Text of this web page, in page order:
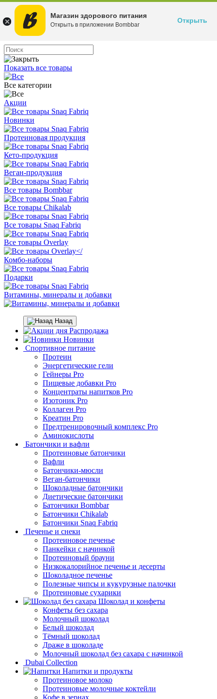
Показать все товары
Все категории
Акции
Новинки
Протеиновая продукция
Кето-продукция
Веган-продукция
Все товары Bombbar
Все товары Chikalab
Все товары Snaq Fabriq
Все товары Overlay
Комбо-наборы
Подарки
Витамины, минералы и добавки
Назад
Распродажа
Новинки
Спортивное питание
Протеин
Энергетические гели
Гейнеры Pro
Пищевые добавки Pro
Концентраты напитков Pro
Изотоник Pro
Коллаген Pro
Креатин Pro
Предтренировочный комплекс Pro
Аминокислоты
Батончики и вафли
Протеиновые батончики
Вафли
Батончики-мюсли
Веган-батончики
Шоколадные батончики
Диетические батончики
Батончики Bombbar
Батончики Chikalab
Батончики Snaq Fabriq
Печенье и снеки
Протеиновое печенье
Панкейки с начинкой
Протеиновый брауни
Низкокалорийное печенье и десерты
Шоколадное печенье
Полезные чипсы и кукурузные палочки
Протеиновые сухарики
Шоколад и конфеты
Конфеты без сахара
Молочный шоколад
Белый шоколад
Тёмный шоколад
Драже в шоколаде
Молочный шоколад без сахара с начинкой
Dubai Collection
Напитки и продукты
Протеиновое молоко
Протеиновые молочные коктейли
Кофе в зернах
Магазин здорового питания
Открыть в приложении Bombbar
Открыть